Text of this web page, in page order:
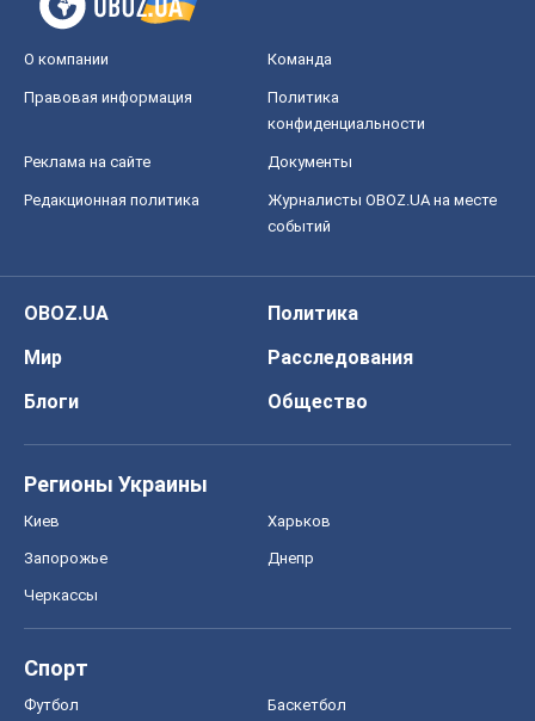
О компании Команда
Правовая информация
Политика
конфиденциальности
Реклама на сайте Документы
Редакционная политика
Журналисты OBOZ.UA на месте
событий
OBOZ.UA
Политика
Мир
Расследования
Блоги
Общество
Регионы Украины
Киев Харьков
Запорожье Днепр
Черкассы
Спорт
Футбол Баскетбол